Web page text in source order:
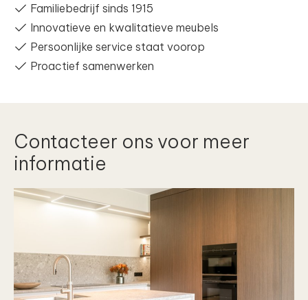
Familiebedrijf sinds 1915
Innovatieve en kwalitatieve meubels
Persoonlijke service staat voorop
Proactief samenwerken
Contacteer ons voor meer
informatie